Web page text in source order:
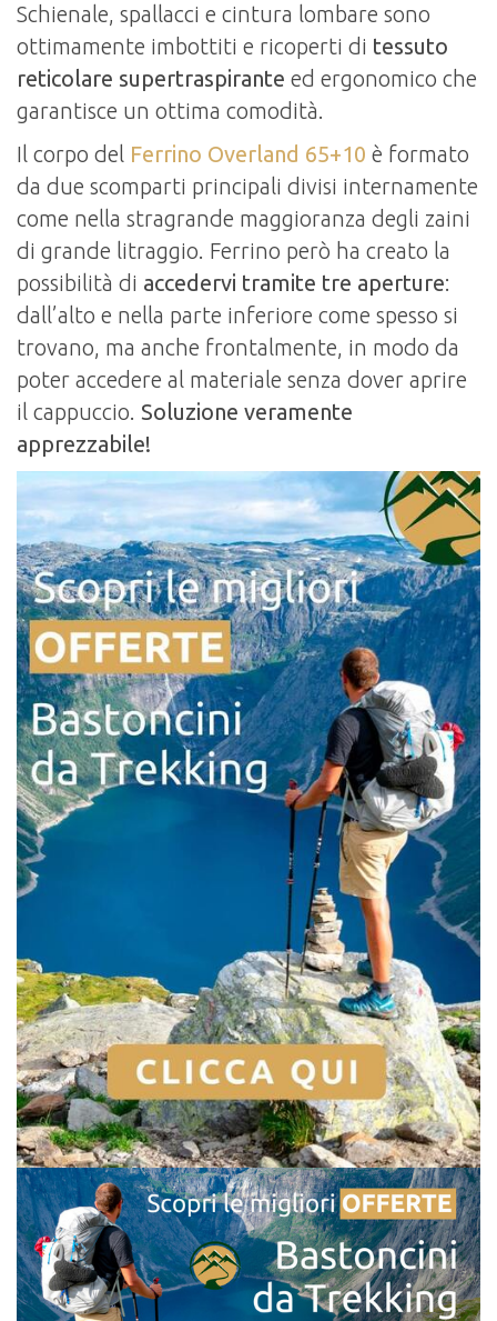
Schienale, spallacci e cintura lombare sono
ottimamente imbottiti e ricoperti di tessuto
reticolare supertraspirante ed ergonomico che
garantisce un ottima comodità.
Il corpo del Ferrino Overland 65+10 è formato
da due scomparti principali divisi internamente
come nella stragrande maggioranza degli zaini
di grande litraggio. Ferrino però ha creato la
possibilità di accedervi tramite tre aperture:
dall’alto e nella parte inferiore come spesso si
trovano, ma anche frontalmente, in modo da
poter accedere al materiale senza dover aprire
il cappuccio. Soluzione veramente
apprezzabile!